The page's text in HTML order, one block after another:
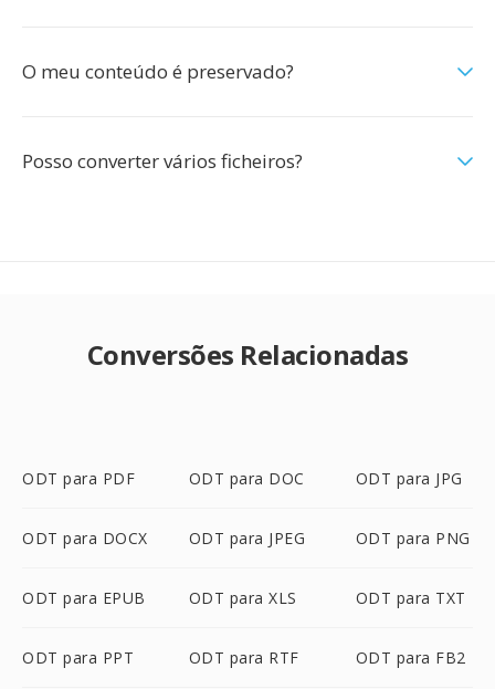
O meu conteúdo é preservado?
Posso converter vários ficheiros?
Conversões Relacionadas
ODT para PDF ODT para DOC ODT para JPG
ODT para DOCX ODT para JPEG ODT para PNG
ODT para EPUB ODT para XLS ODT para TXT
ODT para PPT ODT para RTF ODT para FB2